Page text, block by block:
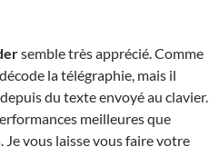
semble très apprécié. Comme
la télégraphie, mais il
du texte envoyé au clavier.
meilleures que
Je vous laisse vous faire votre